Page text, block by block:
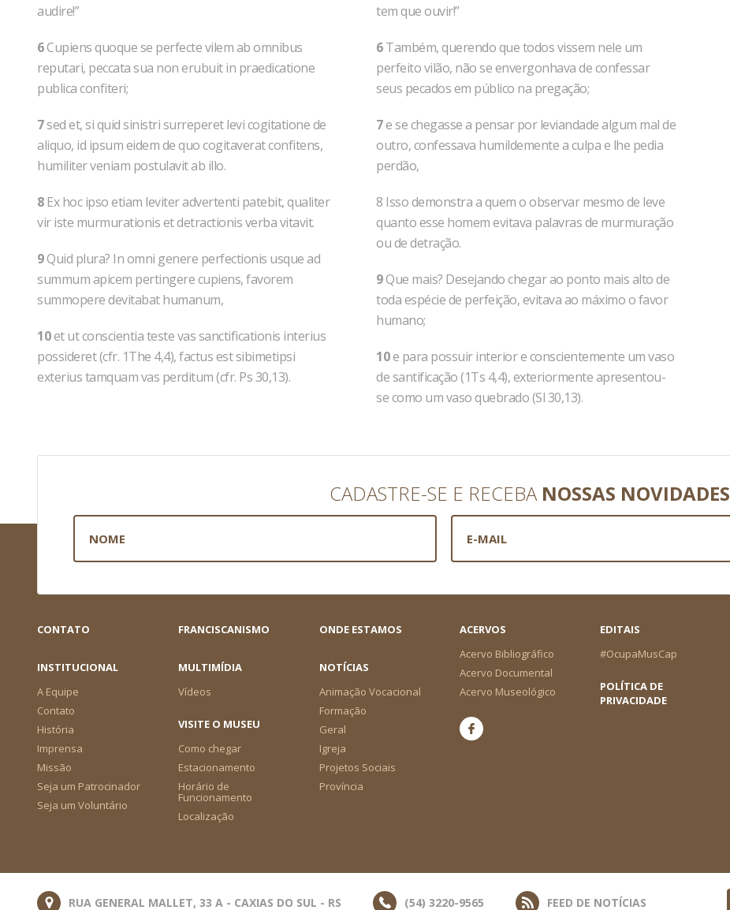
audire!”
6Cupiens quoque se perfecte vilem ab omnibus
reputari, peccata sua non erubuit in praedicatione
publica confiteri;
7sed et, si quid sinistri surreperet levi cogitatione de
aliquo, id ipsum eidem de quo cogitaverat confitens,
humiliter veniam postulavit ab illo.
8Ex hoc ipso etiam leviter advertenti patebit, qualiter
vir iste murmurationis et detractionis verba vitavit.
9Quid plura? In omni genere perfectionis usque ad
summum apicem pertingere cupiens, favorem
summopere devitabat humanum,
10et ut conscientia teste vas sanctificationis interius
possideret (cfr. 1The 4,4), factus est sibimetipsi
exterius tamquam vas perditum (cfr. Ps 30,13).
tem que ouvir!”
6Também, querendo que todos vissem nele um
perfeito vilão, não se envergonhava de confessar
seus pecados em público na pregação;
7e se chegasse a pensar por leviandade algum mal de
outro, confessava humildemente a culpa e lhe pedia
perdão,
8 Isso demonstra a quem o observar mesmo de leve
quanto esse homem evitava palavras de murmuração
ou de detração.
9Que mais? Desejando chegar ao ponto mais alto de
toda espécie de perfeição, evitava ao máximo o favor
humano;
10e para possuir interior e conscientemente um vaso
de san­tificação (1Ts 4,4), exteriormente apresentou-
se como um vaso quebrado (Sl 30,13).
CADASTRE-SE E RECEBA NOSSAS NOVIDADES
CONTATO FRANCISCANISMO ONDE ESTAMOS
ACERVOS
Acervo Bibliográfico
Acervo Documental
Acervo Museológico
EDITAIS
#OcupaMusCap
INSTITUCIONAL
A Equipe
Contato
História
Imprensa
Missão
Seja um Patrocinador
Seja um Voluntário
MULTIMÍDIA
Vídeos
NOTÍCIAS
Animação Vocacional
Formação
Geral
Igreja
Projetos Sociais
Província
POLÍTICA DE
PRIVACIDADE
VISITE O MUSEU
Como chegar
Estacionamento
Horário de
Funcionamento
Localização
RUA GENERAL MALLET, 33 A - CAXIAS DO SUL - RS (54) 3220-9565 FEED DE NOTÍCIAS